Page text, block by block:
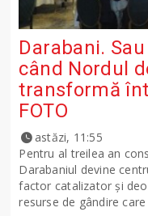
Darabani.
când Nordul
transformă
FOTO
astăzi, 11:55
Pentru al treilea an
Darabaniul devine
factor catalizator și
resurse de gândire care